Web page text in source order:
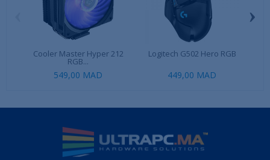
Cooler Master Hyper 212
RGB...
549,00 MAD
Logitech G502 Hero RGB
449,00 MAD
›